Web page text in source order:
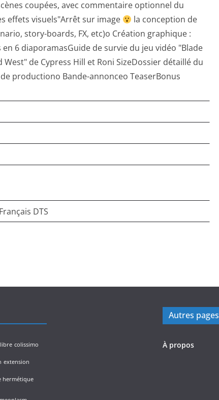
coupées, avec commentaire optionnel du
effets visuels"Arrêt sur image
la conception de
story-boards, FX, etc)o Création graphique :
6 diaporamasGuide de survie du jeu vidéo "Blade
West" de Cypress Hill et Roni SizeDossier détaillé du
productiono Bande-annonceo TeaserBonus
DTS
colissimo
extension
hermétique
Autres pages
À propos